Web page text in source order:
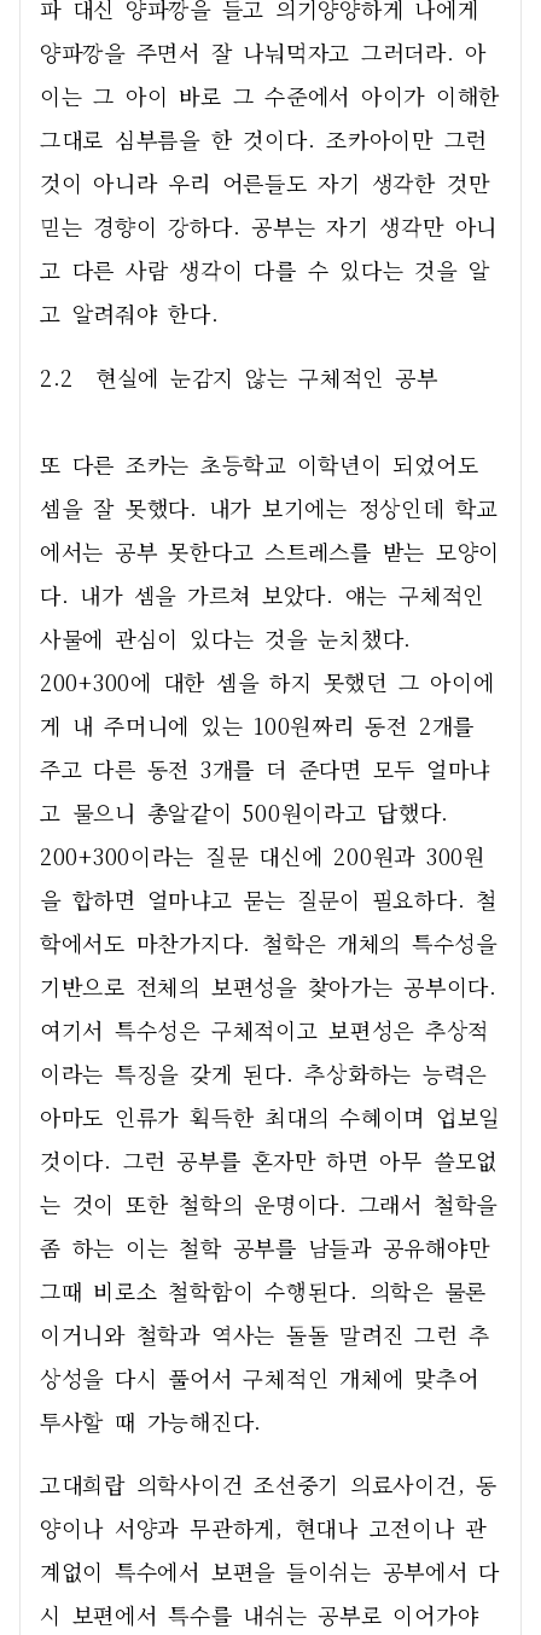
파 대신 양파깡을 들고 의기양양하게 나에게
양파깡을 주면서 잘 나눠먹자고 그러더라. 아
이는 그 아이 바로 그 수준에서 아이가 이해한
그대로 심부름을 한 것이다. 조카아이만 그런
것이 아니라 우리 어른들도 자기 생각한 것만
믿는 경향이 강하다. 공부는 자기 생각만 아니
고 다른 사람 생각이 다를 수 있다는 것을 알
고 알려줘야 한다.
2.2  현실에 눈감지 않는 구체적인 공부
또 다른 조카는 초등학교 이학년이 되었어도
셈을 잘 못했다. 내가 보기에는 정상인데 학교
에서는 공부 못한다고 스트레스를 받는 모양이
다. 내가 셈을 가르쳐 보았다. 얘는 구체적인
사물에 관심이 있다는 것을 눈치챘다.
200+300에 대한 셈을 하지 못했던 그 아이에
게 내 주머니에 있는 100원짜리 동전 2개를
주고 다른 동전 3개를 더 준다면 모두 얼마냐
고 물으니 총알같이 500원이라고 답했다.
200+300이라는 질문 대신에 200원과 300원
을 합하면 얼마냐고 묻는 질문이 필요하다. 철
학에서도 마찬가지다. 철학은 개체의 특수성을
기반으로 전체의 보편성을 찾아가는 공부이다.
여기서 특수성은 구체적이고 보편성은 추상적
이라는 특징을 갖게 된다. 추상화하는 능력은
아마도 인류가 획득한 최대의 수혜이며 업보일
것이다. 그런 공부를 혼자만 하면 아무 쓸모없
는 것이 또한 철학의 운명이다. 그래서 철학을
좀 하는 이는 철학 공부를 남들과 공유해야만
그때 비로소 철학함이 수행된다. 의학은 물론
이거니와 철학과 역사는 돌돌 말려진 그런 추
상성을 다시 풀어서 구체적인 개체에 맞추어
투사할 때 가능해진다.
고대희랍 의학사이건 조선중기 의료사이건, 동
양이나 서양과 무관하게, 현대나 고전이나 관
계없이 특수에서 보편을 들이쉬는 공부에서 다
시 보편에서 특수를 내쉬는 공부로 이어가야